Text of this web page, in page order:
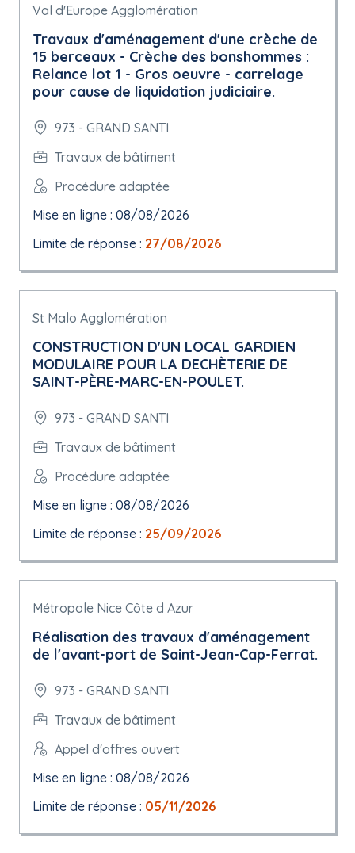
Val d'Europe Agglomération
Travaux d'aménagement d'une crèche de
15 berceaux - Crèche des bonshommes :
Relance lot 1 - Gros oeuvre - carrelage
pour cause de liquidation judiciaire.
973 - GRAND SANTI
Travaux de bâtiment
Procédure adaptée
Mise en ligne : 08/08/2026
Limite de réponse : 27/08/2026
St Malo Agglomération
CONSTRUCTION D'UN LOCAL GARDIEN
MODULAIRE POUR LA DECHÈTERIE DE
SAINT-PÈRE-MARC-EN-POULET.
973 - GRAND SANTI
Travaux de bâtiment
Procédure adaptée
Mise en ligne : 08/08/2026
Limite de réponse : 25/09/2026
Métropole Nice Côte d Azur
Réalisation des travaux d'aménagement
de l'avant-port de Saint-Jean-Cap-Ferrat.
973 - GRAND SANTI
Travaux de bâtiment
Appel d'offres ouvert
Mise en ligne : 08/08/2026
Limite de réponse : 05/11/2026